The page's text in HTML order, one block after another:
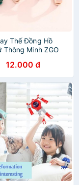
Thế Đồng Hồ
Thông Minh ZGO
Tuổi
12.000 đ